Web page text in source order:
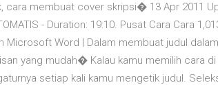
cara membuat cover skripsi� 13 Apr 2011
- Duration: 19:10. Pusat Cara Cara
Microsoft Word | Dalam membuat judul
yang mudah� Kalau kamu memilih cara
setiap kali kamu mengetik judul.